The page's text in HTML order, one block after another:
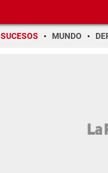
SUCESOS MUNDO